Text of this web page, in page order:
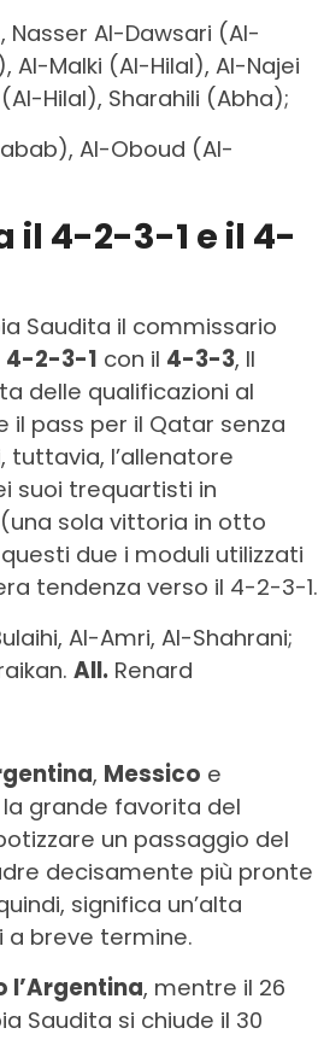
Nasser Al-Dawsari (Al-
Al-Malki (Al-Hilal), Al-Najei
Hilal), Sharahili (Abha);
Al-Oboud (Al-
il 4-2-3-1 e il 4-
Saudita il commissario
4-2-3-1 con il 4-3-3, Il
delle qualificazioni al
il pass per il Qatar senza
l’allenatore
suoi trequartisti in
sola vittoria in otto
due i moduli utilizzati
tendenza verso il 4-2-3-1.
Al-Amri, Al-Shahrani;
All. Renard
, Messico e
grande favorita del
un passaggio del
decisamente più pronte
significa un’alta
breve termine.
l’Argentina, mentre il 26
Saudita si chiude il 30